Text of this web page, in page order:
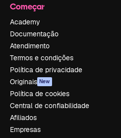
Começar
Academy
Documentação
Atendimento
Termos e condições
Política de privacidade
Originais New
Política de cookies
Central de confiabilidade
Afiliados
Empresas